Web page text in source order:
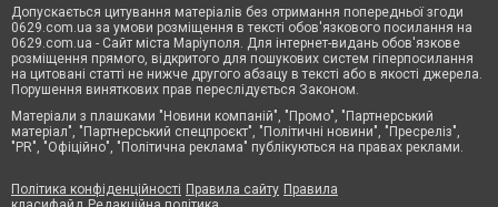
Допускається цитування матеріалів без отримання попередньої згоди
0629.com.ua за умови розміщення в тексті обов'язкового посилання на
0629.com.ua - Сайт міста Маріуполя. Для інтернет-видань обов'язкове
розміщення прямого, відкритого для пошукових систем гіперпосилання
на цитовані статті не нижче другого абзацу в тексті або в якості джерела.
Порушення виняткових прав переслідується Законом.
Матеріали з плашками "Новини компаній", "Промо", "Партнерський
матеріал", "Партнерський спецпроєкт", "Політичні новини", "Пресреліз",
"PR", "Офіційно", "Політична реклама" публікуються на правах реклами.
Політика конфіденційності Правила сайту Правила